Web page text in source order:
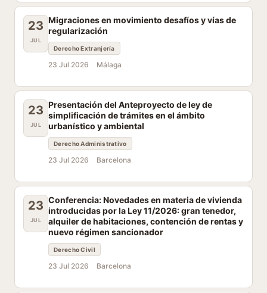
23
JUL
Migraciones en movimiento desafíos y vías de
regularización
Derecho Extranjería
23 Jul 2026 Málaga
23
JUL
Presentación del Anteproyecto de ley de
simplificación de trámites en el ámbito
urbanístico y ambiental
Derecho Administrativo
23 Jul 2026 Barcelona
23
JUL
Conferencia: Novedades en materia de vivienda
introducidas por la Ley 11/2026: gran tenedor,
alquiler de habitaciones, contención de rentas y
nuevo régimen sancionador
Derecho Civil
23 Jul 2026 Barcelona